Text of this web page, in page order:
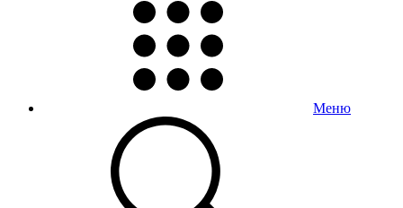
Меню